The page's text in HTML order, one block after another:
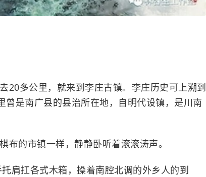
20多公里，就来到李庄古镇。李庄历史可上溯到
曾是南广县的县治所在地，自明代设镇，是川南
布的市镇一样，静静卧听着滚滚涛声。
肩扛各式木箱，操着南腔北调的外乡人的到